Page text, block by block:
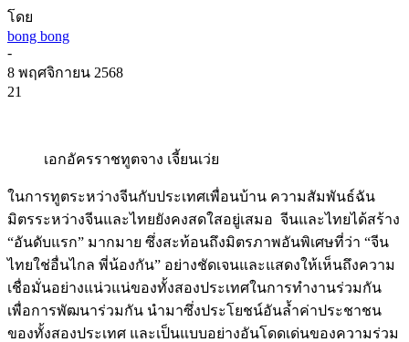
โดย
bong bong
-
8 พฤศจิกายน 2568
21
เอกอัครราชทูตจาง เจี้ยนเว่ย
ในการทูตระหว่างจีนกับประเทศเพื่อนบ้าน ความสัมพันธ์ฉัน
มิตรระหว่างจีนและไทยยังคงสดใสอยู่เสมอ จีนและไทยได้สร้าง
“อันดับแรก” มากมาย ซึ่งสะท้อนถึงมิตรภาพอันพิเศษที่ว่า “จีน
ไทยใช่อื่นไกล พี่น้องกัน” อย่างชัดเจนและแสดงให้เห็นถึงความ
เชื่อมั่นอย่างแน่วแน่ของทั้งสองประเทศในการทำงานร่วมกัน
เพื่อการพัฒนาร่วมกัน นำมาซึ่งประโยชน์อันล้ำค่าประชาชน
ของทั้งสองประเทศ และเป็นแบบอย่างอันโดดเด่นของความร่วม